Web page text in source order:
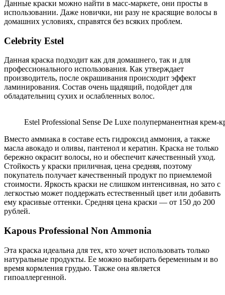
Данные краски можно найти в масс-маркете, они просты в
использовании. Даже новички, ни разу не красящие волосы в
домашних условиях, справятся без всяких проблем.
Celebrity Estel
Данная краска подходит как для домашнего, так и для
профессионального использования. Как утверждает
производитель, после окрашивания происходит эффект
ламинирования. Состав очень щадящий, подойдет для
обладательниц сухих и ослабленных волос.
Estel Professional Sense De Luxe полуперманентная крем-
Вместо аммиака в составе есть гидроксид аммония, а также
масла авокадо и оливы, пантенол и кератин. Краска не только
бережно окрасит волосы, но и обеспечит качественный уход.
Стойкость у краски приличная, цена средняя, поэтому
покупатель получает качественный продукт по приемлемой
стоимости. Яркость краски не слишком интенсивная, но зато с
легкостью может поддержать естественный цвет или добавить
ему красивые оттенки. Средняя цена краски — от 150 до 200
рублей.
Kapous Professional Non Ammonia
Эта краска идеальна для тех, кто хочет использовать только
натуральные продукты. Ее можно выбирать беременным и во
время кормления грудью. Также она является
гипоаллергенной.